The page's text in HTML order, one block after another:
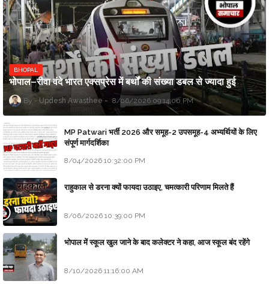
BHOPAL
भोपाल–रीवा वंदे भारत एक्सप्रेस में बर्थों की संख्या डबल से ज्यादा हुई
Updesh Awasthee 8/06/2026 09:14:00 PM
MP Patwari भर्ती 2026 और समूह-2 उपसमूह-4 अभ्यर्थियों के लिए
संपूर्ण मार्गदर्शिका
8/04/2026 10:32:00 PM
राहुकाल से डरना क्यों फायदा उठाइए, चमत्कारी परिणाम मिलते हैं
8/06/2026 10:39:00 PM
भोपाल में स्कूल खुल जाने के बाद कलेक्टर ने कहा, आज स्कूल बंद रहेंगे
8/10/2026 11:16:00 AM